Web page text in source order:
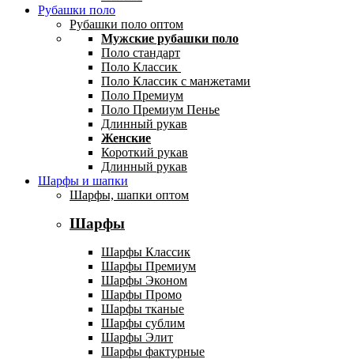
Рубашки поло
Рубашки поло оптом
Мужские рубашки поло
Поло стандарт
Поло Классик
Поло Классик с манжетами
Поло Премиум
Поло Премиум Пенье
Длинный рукав
Женские
Короткий рукав
Длинный рукав
Шарфы и шапки
Шарфы, шапки оптом
Шарфы
Шарфы Классик
Шарфы Премиум
Шарфы Эконом
Шарфы Промо
Шарфы тканые
Шарфы сублим
Шарфы Элит
Шарфы фактурные